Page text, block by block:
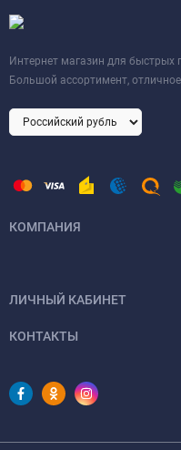
Интернет магазин для быстрых
Большой ассортимент,
КОМПАНИЯ
ЛИЧНЫЙ КАБИНЕТ
КОНТАКТЫ